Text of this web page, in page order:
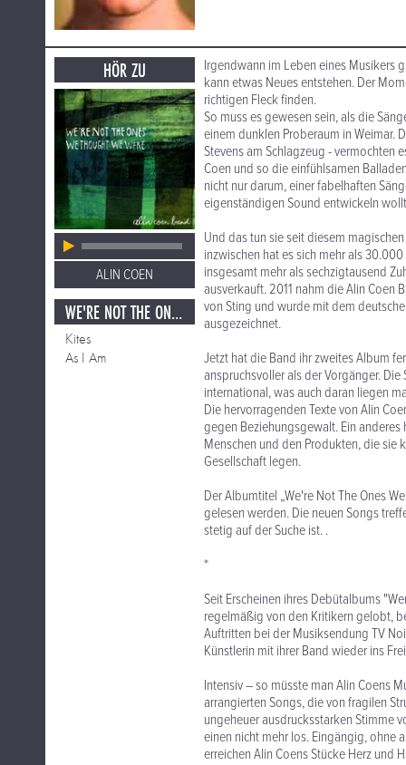
HÖR ZU
ALIN COEN
WE'RE NOT THE ONES WE THOUGHT WE WERE
Kites
As I Am
Irgendwann im Leben eines Musikers
kann etwas Neues entstehen. Der
richtigen Fleck finden.
So muss es gewesen sein, als die
einem dunklen Proberaum in Weimar.
Stevens am Schlagzeug - vermochten
Coen und so die einfühlsamen
nicht nur darum, einer fabelhaften
eigenständigen Sound entwickeln
Und das tun sie seit diesem
inzwischen hat es sich mehr als
insgesamt mehr als sechzigtausend
ausverkauft. 2011 nahm die Alin Coen
von Sting und wurde mit dem
ausgezeichnet.
Jetzt hat die Band ihr zweites Album
anspruchsvoller als der Vorgänger.
international, was auch daran liegen
Die hervorragenden Texte von Alin
gegen Beziehungsgewalt. Ein
Menschen und den Produkten, die sie
Gesellschaft legen.
Der Albumtitel „We're Not The Ones
gelesen werden. Die neuen Songs
stetig auf der Suche ist. .
*
Seit Erscheinen ihres Debütalbums
regelmäßig von den Kritikern gelobt,
Auftritten bei der Musiksendung TV
Künstlerin mit ihrer Band wieder ins
Intensiv – so müsste man Alin Coens
arrangierten Songs, die von fragilen
ungeheuer ausdrucksstarken Stimme
einen nicht mehr los. Eingängig, ohne
erreichen Alin Coens Stücke Herz und